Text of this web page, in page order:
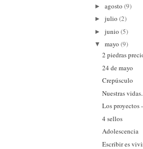
► agosto (9)
► julio (2)
► junio (5)
▼ mayo (9)
2 piedras
24 de mayo
Crepúsculo
Nuestras
Los proyectos
4 sellos
Adolescencia
Escribir es